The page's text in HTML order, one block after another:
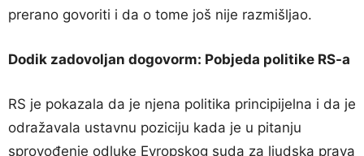
prerano govoriti i da o tome još nije razmišljao.
Dodik zadovoljan dogovorm: Pobjeda politike RS-a
RS je pokazala da je njena politika principijelna i da je
odražavala ustavnu poziciju kada je u pitanju
sprovođenje odluke Evropskog suda za ljudska prava